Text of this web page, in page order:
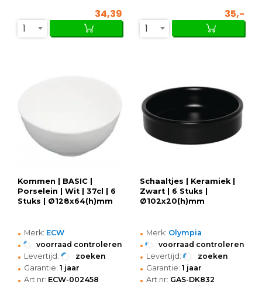
34,39
1
35,-
1
Kommen | BASIC |
Porselein | Wit | 37cl | 6
Stuks | Ø128x64(h)mm
• Merk: ECW
• voorraad controleren
• Levertijd: zoeken
• Garantie: 1 jaar
• Art.nr: ECW-002458
Schaaltjes | Keramiek |
Zwart | 6 Stuks |
Ø102x20(h)mm
• Merk: Olympia
• voorraad controleren
• Levertijd: zoeken
• Garantie: 1 jaar
• Art.nr: GAS-DK832